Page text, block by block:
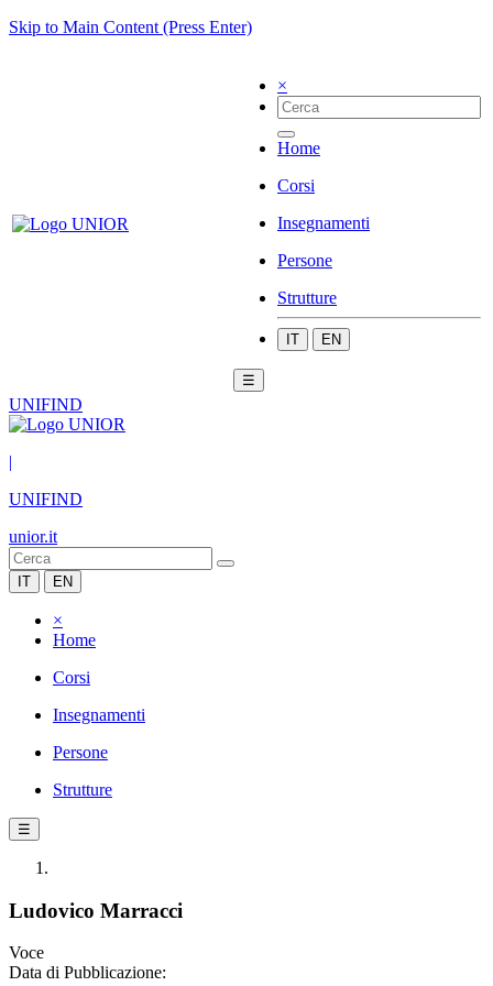
Skip to Main Content (Press Enter)
×
Home
Corsi
Insegnamenti
Persone
Strutture
IT EN
☰
UNIFIND
|
UNIFIND
unior.it
IT EN
×
Home
Corsi
Insegnamenti
Persone
Strutture
☰
Ludovico Marracci
Voce
Data di Pubblicazione: